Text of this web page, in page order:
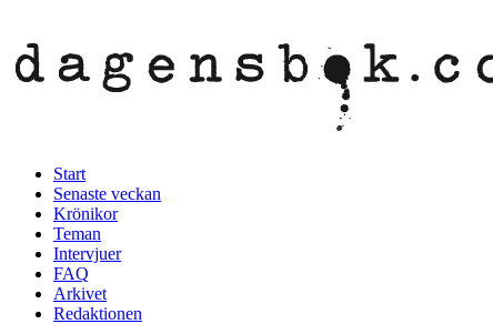
Start
Senaste veckan
Krönikor
Teman
Intervjuer
FAQ
Arkivet
Redaktionen